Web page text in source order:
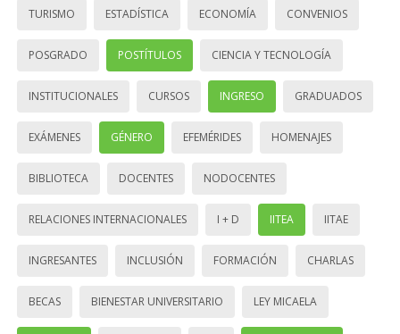
TURISMO ESTADÍSTICA ECONOMÍA CONVENIOS
POSGRADO POSTÍTULOS CIENCIA Y TECNOLOGÍA
INSTITUCIONALES CURSOS INGRESO GRADUADOS
EXÁMENES GÉNERO EFEMÉRIDES HOMENAJES
BIBLIOTECA DOCENTES NODOCENTES
RELACIONES INTERNACIONALES I + D IITEA IITAE
INGRESANTES INCLUSIÓN FORMACIÓN CHARLAS
BECAS BIENESTAR UNIVERSITARIO LEY MICAELA